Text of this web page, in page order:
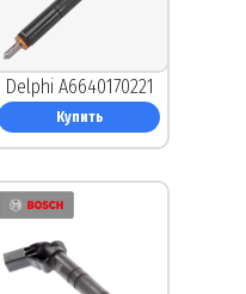
Купить
Delphi A6640170221